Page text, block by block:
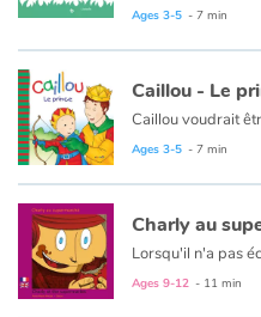
Ages 3-5 - 7 min
Caillou - Le
Ce livre est aussi
Ages 3-5 - 7 min
Le texte est en
Ages 9-12 - 11 min